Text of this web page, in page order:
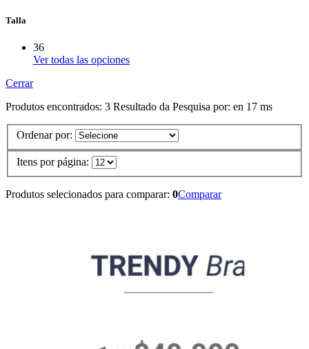
Talla
36
Ver todas las opciones
Cerrar
Produtos encontrados: 3 Resultado da Pesquisa por: en 17 ms
Ordenar por:
Itens por página:
Produtos selecionados para comparar: 0Comparar